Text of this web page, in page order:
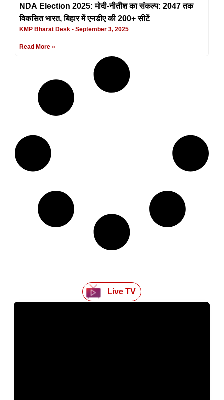
NDA Election 2025: मोदी-नीतीश का संकल्प: 2047 तक
विकसित भारत, बिहार में एनडीए की 200+ सीटें
KMP Bharat Desk September 3, 2025
Read More »
Live TV